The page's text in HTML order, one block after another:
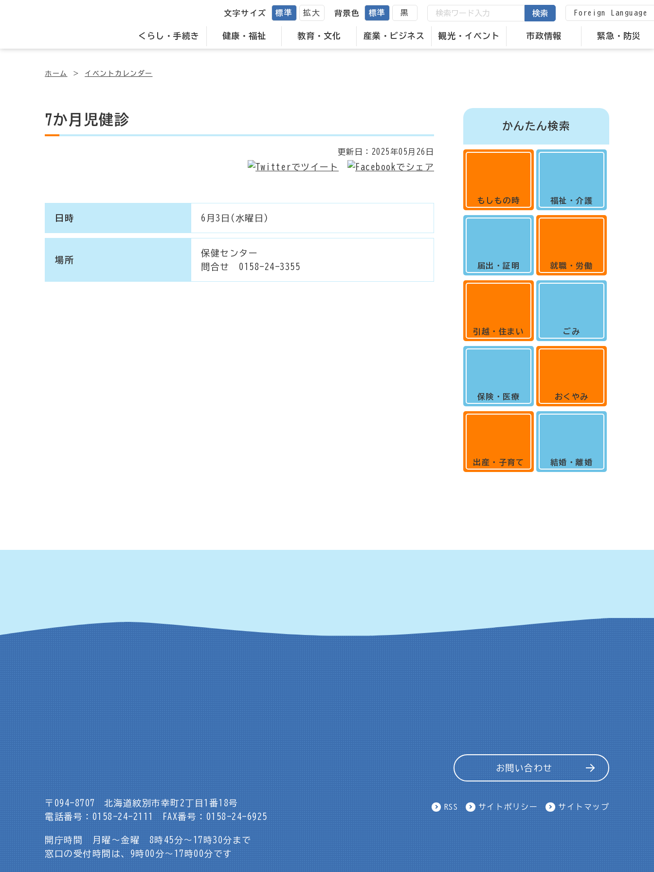
くらし・手続き 健康・福祉 教育・文化 産業・ビジネス 観光・イベント 市政情報 緊急・防災
文字サイズ 標準 拡大 背景色 標準 黒 検索 Foreign Language
ホーム イベントカレンダー
7か月児健診
更新日： 2025年05月26日
日時 6月3日(水曜日)
場所
保健センター
問合せ 0158-24-3355
かんたん検索
もしもの時
届出・証明
引越・住まい
保険・医療
出産・子育て
福祉・介護
就職・労働
ごみ
おくやみ
結婚・離婚
〒094-8707
北海道紋別市幸町2丁目1番18号
電話番号：0158-24-2111
FAX番号：0158-24-6925
開庁時間 月曜～金曜 8時45分～17時30分まで
窓口の受付時間は、9時00分～17時00分です
お問い合わせ
RSS サイトポリシー サイトマップ